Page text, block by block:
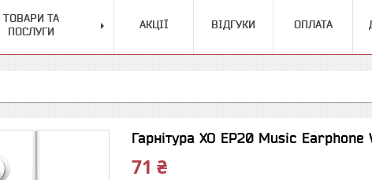
ТОВАРИ ТА
ПОСЛУГИ
АКЦІЇ ВІДГУКИ ОПЛАТА
Гарнітура XO EP20 Music
71 ₴